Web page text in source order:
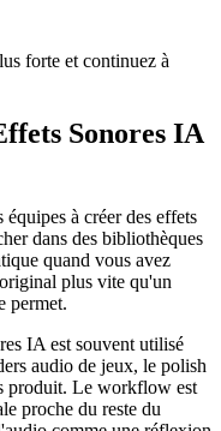
forte et continuez à
Sonores IA
à créer des effets
dans des bibliothèques
quand vous avez
plus vite qu'un
permet.
IA est souvent utilisé
audio de jeux, le polish
produit. Le workflow est
proche du reste du